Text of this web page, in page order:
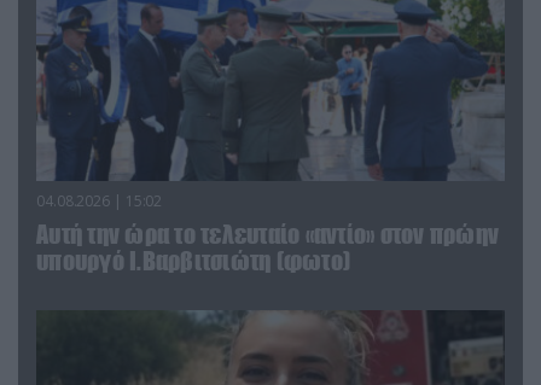
04.08.2026 | 15:02
Αυτή την ώρα το τελευταίο «αντίο» στον πρώην
υπουργό Ι.Βαρβιτσιώτη (φωτο)